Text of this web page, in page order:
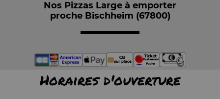
Nos Pizzas Large à emporter
proche Bischheim (67800)
Horaires d'ouverture